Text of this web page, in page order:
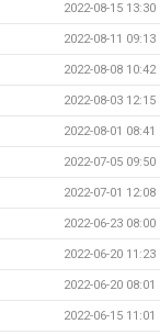
2022-08-15 13:30
2022-08-11 09:13
2022-08-08 10:42
2022-08-03 12:15
2022-08-01 08:41
2022-07-05 09:50
2022-07-01 12:08
2022-06-23 08:00
2022-06-20 11:23
2022-06-20 08:01
2022-06-15 11:01